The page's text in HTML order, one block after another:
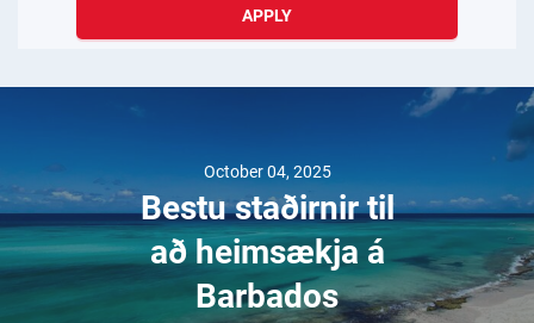
APPLY
October 04, 2025
Bestu staðirnir til
að heimsækja á
Barbados